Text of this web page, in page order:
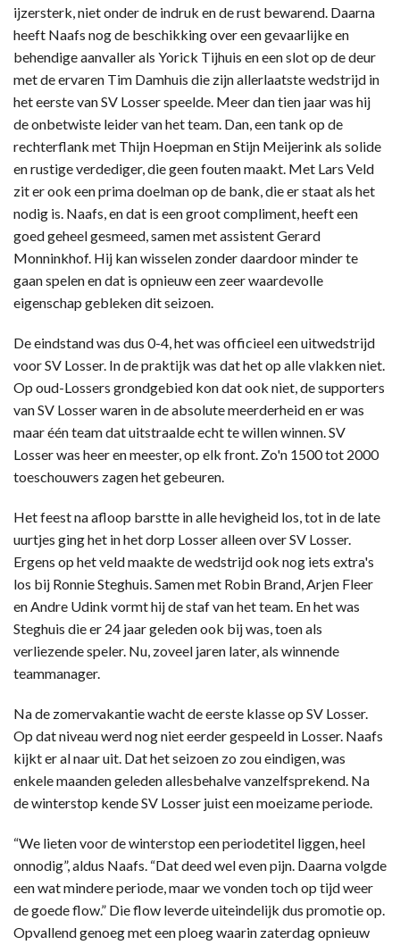
ijzersterk, niet onder de indruk en de rust bewarend. Daarna
heeft Naafs nog de beschikking over een gevaarlijke en
behendige aanvaller als Yorick Tijhuis en een slot op de deur
met de ervaren Tim Damhuis die zijn allerlaatste wedstrijd in
het eerste van SV Losser speelde. Meer dan tien jaar was hij
de onbetwiste leider van het team. Dan, een tank op de
rechterflank met Thijn Hoepman en Stijn Meijerink als solide
en rustige verdediger, die geen fouten maakt. Met Lars Veld
zit er ook een prima doelman op de bank, die er staat als het
nodig is. Naafs, en dat is een groot compliment, heeft een
goed geheel gesmeed, samen met assistent Gerard
Monninkhof. Hij kan wisselen zonder daardoor minder te
gaan spelen en dat is opnieuw een zeer waardevolle
eigenschap gebleken dit seizoen.
De eindstand was dus 0-4, het was officieel een uitwedstrijd
voor SV Losser. In de praktijk was dat het op alle vlakken niet.
Op oud-Lossers grondgebied kon dat ook niet, de supporters
van SV Losser waren in de absolute meerderheid en er was
maar één team dat uitstraalde echt te willen winnen. SV
Losser was heer en meester, op elk front. Zo'n 1500 tot 2000
toeschouwers zagen het gebeuren.
Het feest na afloop barstte in alle hevigheid los, tot in de late
uurtjes ging het in het dorp Losser alleen over SV Losser.
Ergens op het veld maakte de wedstrijd ook nog iets extra's
los bij Ronnie Steghuis. Samen met Robin Brand, Arjen Fleer
en Andre Udink vormt hij de staf van het team. En het was
Steghuis die er 24 jaar geleden ook bij was, toen als
verliezende speler. Nu, zoveel jaren later, als winnende
teammanager.
Na de zomervakantie wacht de eerste klasse op SV Losser.
Op dat niveau werd nog niet eerder gespeeld in Losser. Naafs
kijkt er al naar uit. Dat het seizoen zo zou eindigen, was
enkele maanden geleden allesbehalve vanzelfsprekend. Na
de winterstop kende SV Losser juist een moeizame periode.
“We lieten voor de winterstop een periodetitel liggen, heel
onnodig”, aldus Naafs. “Dat deed wel even pijn. Daarna volgde
een wat mindere periode, maar we vonden toch op tijd weer
de goede flow.” Die flow leverde uiteindelijk dus promotie op.
Opvallend genoeg met een ploeg waarin zaterdag opnieuw